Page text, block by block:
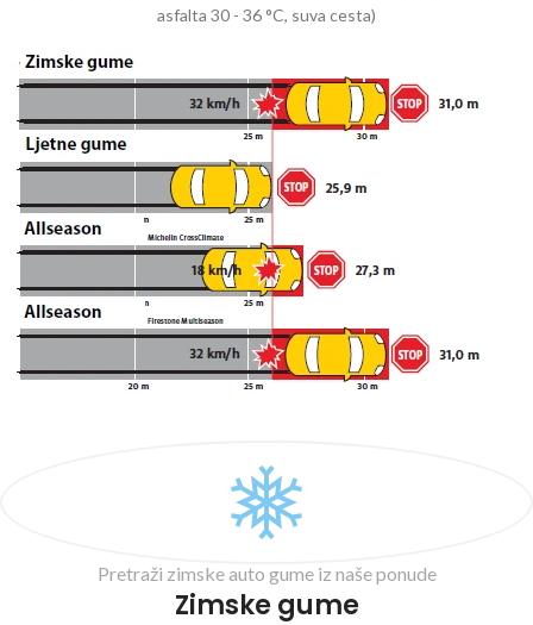
asfalta 30 - 36 °C, suva cesta)
Pretraži zimske auto gume iz naše ponude
Zimske gume